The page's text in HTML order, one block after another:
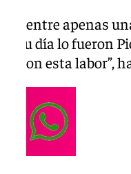
una entre apenas
su día lo fueron
esta labor”,